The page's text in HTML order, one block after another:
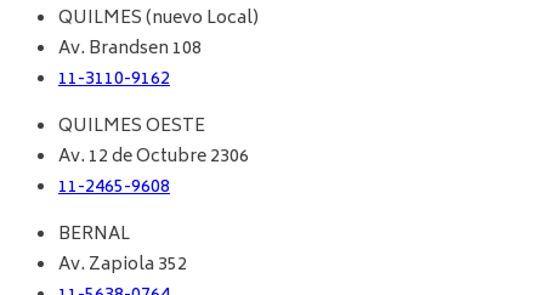
QUILMES (nuevo Local)
Av. Brandsen 108
11-3110-9162
QUILMES OESTE
Av. 12 de Octubre 2306
11-2465-9608
BERNAL
Av. Zapiola 352